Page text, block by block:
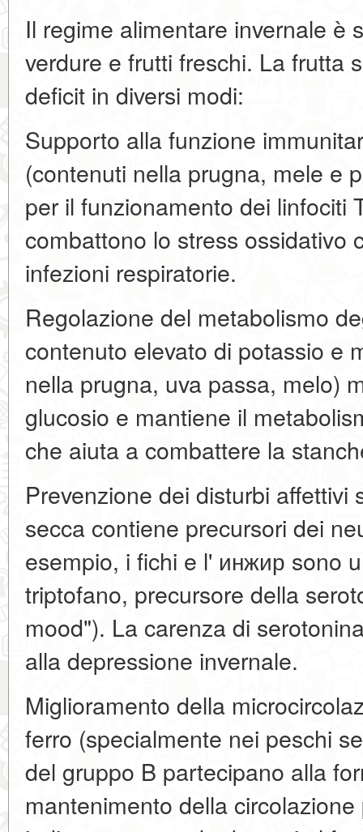
Il regime alimentare invernale è
verdure e frutti freschi. La frutta
deficit in diversi modi:
Supporto alla funzione
(contenuti nella prugna, mele e
per il funzionamento dei linfociti
combattono lo stress ossidativo
infezioni respiratorie.
Regolazione del metabolismo
contenuto elevato di potassio e
nella prugna, uva passa, melo)
glucosio e mantiene il
che aiuta a combattere la
Prevenzione dei disturbi affettivi
secca contiene precursori dei
esempio, i fichi e l' инжир sono
triptofano, precursore della
mood"). La carenza di
alla depressione invernale.
Miglioramento della
ferro (specialmente nei peschi
del gruppo B partecipano alla
mantenimento della